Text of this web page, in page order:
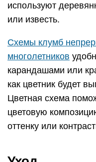
используют
или известь.
Схемы клумб
многолетников
карандашами или
как цветник будет
Цветная схема
цветовую
оттенку или